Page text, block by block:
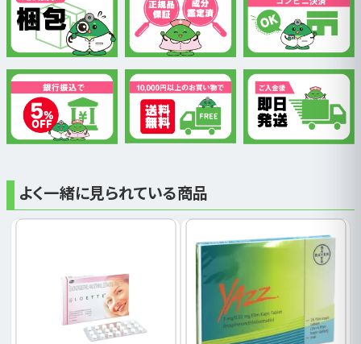
よく一緒に見られている商品